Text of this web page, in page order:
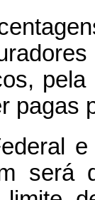
pagas
será